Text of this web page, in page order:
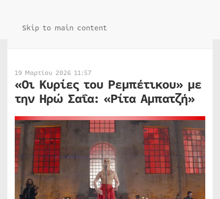
Skip to main content
19 Μαρτίου 2026 11:57
«Οι Κυρίες του Ρεμπέτικου» με
την Ηρώ Σαΐα: «Ρίτα Αμπατζή»